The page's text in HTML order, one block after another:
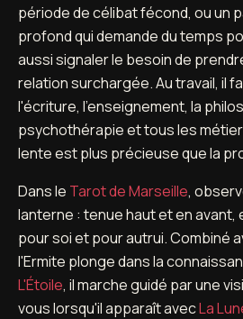
période de célibat fécond, ou un
profond qui demande du temps
aussi signaler le besoin de
relation surchargée. Au travail, il
l'écriture, l'enseignement, la
psychothérapie et tous les
lente est plus précieuse que la
Dans le Tarot de Marseille,
lanterne : tenue haut et en avant,
pour soi et pour autrui. Combiné
l'Ermite plonge dans la
L'Étoile, il marche guidé par une
vous lorsqu'il apparaît avecLa